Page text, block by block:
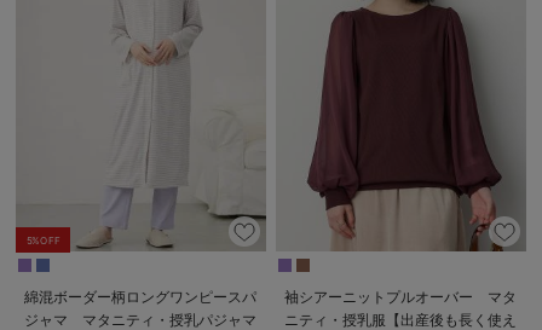
5%OFF
綿混ボーダー柄ロングワンピースパ
ジャマ マタニティ・授乳パジャマ
袖シアーニットプルオーバー マタ
ニティ・授乳服【出産後も長く使え